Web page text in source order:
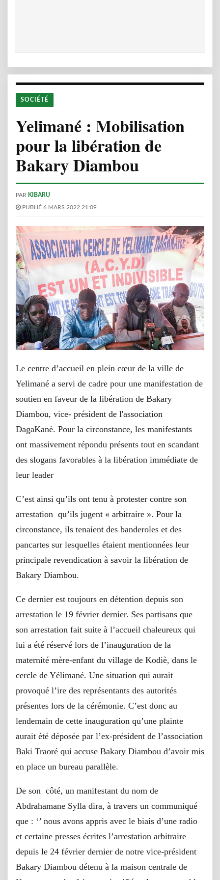
SOCIÉTÉ
Yelimané : Mobilisation
pour la libération de
Bakary Diambou
PAR KIBARU
PUBLIÉ 6 MARS 2022 21:09
Le centre d’accueil en plein cœur de la ville de
Yelimané a servi de cadre pour une manifestation de
soutien en faveur de la libération de Bakary
Diambou, vice- président de l'association
DagaKanè. Pour la circonstance, les manifestants
ont massivement répondu présents tout en scandant
des slogans favorables à la libération immédiate de
leur leader
C’est ainsi qu’ils ont tenu à protester contre son
arrestation qu’ils jugent « arbitraire ». Pour la
circonstance, ils tenaient des banderoles et des
pancartes sur lesquelles étaient mentionnées leur
principale revendication à savoir la libération de
Bakary Diambou.
Ce dernier est toujours en détention depuis son
arrestation le 19 février dernier. Ses partisans que
son arrestation fait suite à l’accueil chaleureux qui
lui a été réservé lors de l’inauguration de la
maternité mère-enfant du village de Kodiè, dans le
cercle de Yélimané. Une situation qui aurait
provoqué l’ire des représentants des autorités
présentes lors de la cérémonie. C’est donc au
lendemain de cette inauguration qu’une plainte
aurait été déposée par l’ex-président de l’association
Baki Traoré qui accuse Bakary Diambou d’avoir mis
en place un bureau parallèle.
De son côté, un manifestant du nom de
Abdrahamane Sylla dira, à travers un communiqué
que : ‘’ nous avons appris avec le biais d’une radio
et certaine presses écrites l’arrestation arbitraire
depuis le 24 février dernier de notre vice-président
Bakary Diambou détenu à la maison centrale de